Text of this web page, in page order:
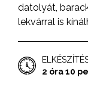
datolyát,
lekvárral is
2 óra 10